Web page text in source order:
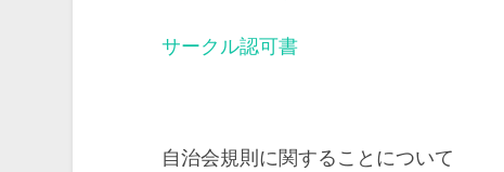
サークル認可書
自治会規則に関することについて